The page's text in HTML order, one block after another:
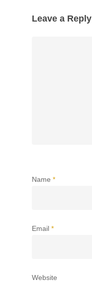
Leave a Reply
Name *
Email *
Website